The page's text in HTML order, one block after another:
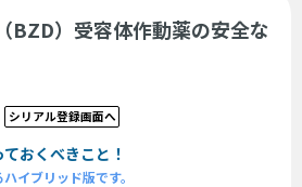
BZD）受容体作動薬の安全な
シリアル登録画面へ
おくべきこと！
イブリッド版です。